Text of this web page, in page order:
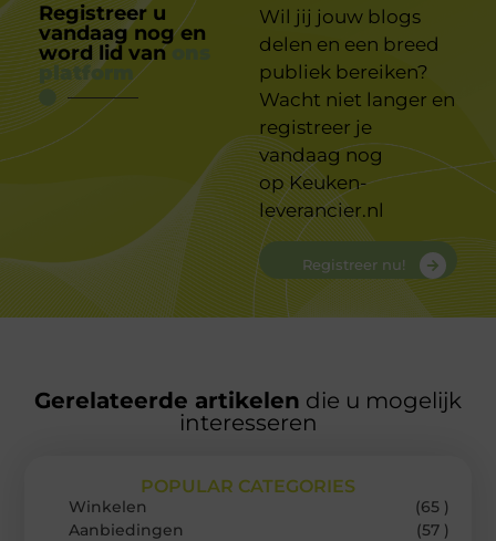
Registreer u
vandaag nog en
word lid van
platform
Wil jij jouw blogs
delen en een breed
publiek bereiken?
Wacht niet langer en
registreer je
vandaag nog
opKeuken-
leverancier.nl
Registreer nu!
Gerelateerde artikelen die u mogelijk
interesseren
POPULAR CATEGORIES
Winkelen
(65 )
Aanbiedingen
(57 )